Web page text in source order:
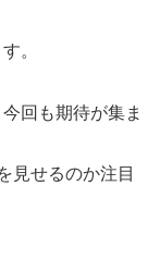
。
回も期待が集ま
見せるのか注目